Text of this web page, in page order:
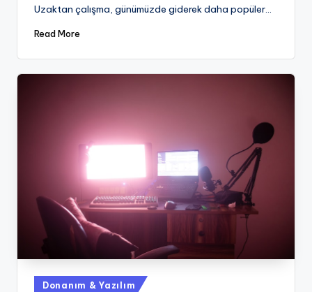
Uzaktan çalışma, günümüzde giderek daha popüler…
Read More
Posted
Donanım & Yazılım